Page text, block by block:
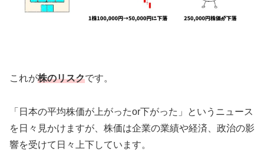
これが株のリスクです。
「日本の平均株価が上がったor下がった」というニュース
を日々見かけますが、株価は企業の業績や経済、政治の影
響を受けて日々上下しています。